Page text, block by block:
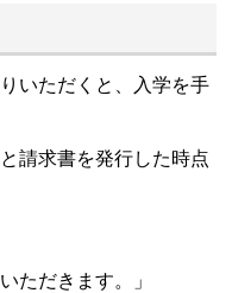
いただくと、入学を手
請求書を発行した時点
ただきます。」